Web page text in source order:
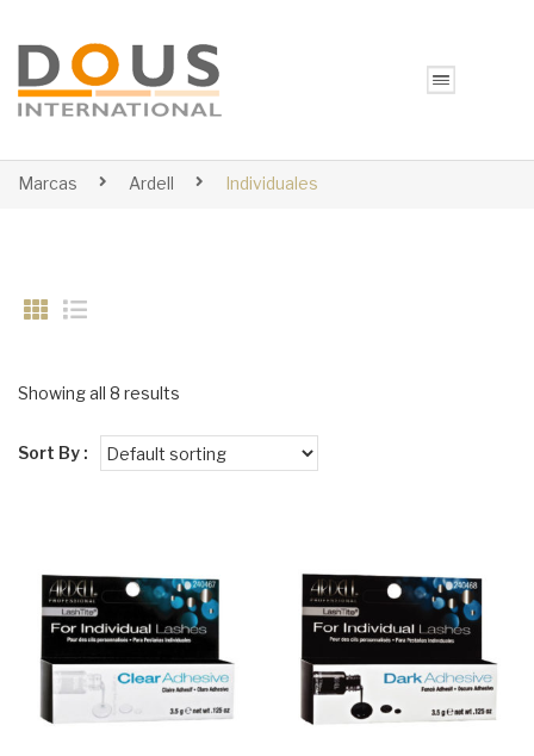
Marcas Ardell Individuales
Showing all 8 results
Sort By :